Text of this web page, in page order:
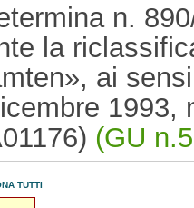
n.
la
ai
1993,
(GU
TUTTI